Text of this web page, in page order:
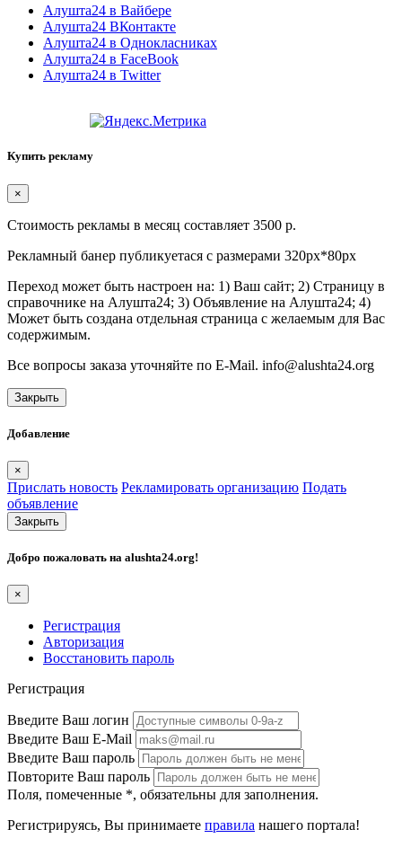
Алушта24 в Вайбере
Алушта24 ВКонтакте
Алушта24 в Однокласниках
Алушта24 в FaceBook
Алушта24 в Twitter
Купить рекламу
×
Стоимость рекламы в месяц составляет 3500 р.
Рекламный банер публикуетася с размерами 320px*80px
Переход может быть настроен на: 1) Ваш сайт; 2) Страницу в
справочнике на Алушта24; 3) Объявление на Алушта24; 4)
Может быть создана отдельная страница с желаемым для Вас
содержимым.
Все вопросы заказа уточняйте по E-Mail. info@alushta24.org
Закрыть
Добавление
×
Прислать новость Рекламировать организацию Подать
объявление
Закрыть
Добро пожаловать на alushta24.org!
×
Регистрация
Авторизация
Восстановить пароль
Регистрация
Введите Ваш логин
Введите Ваш E-Mail
Введите Ваш пароль
Повторите Ваш пароль
Поля, помеченные *, обязательны для заполнения.
Регистрируясь, Вы принимаете правила нашего портала!